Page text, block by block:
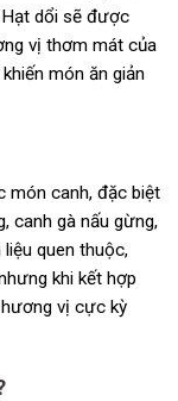
dổi sẽ được
vị thơm mát của
món ăn giản
món canh, đặc biệt
canh gà nấu gừng,
quen thuộc,
khi kết hợp
vị cực kỳ